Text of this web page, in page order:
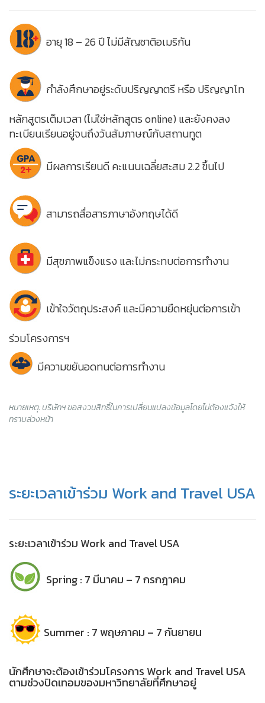
อายุ 18 – 26 ปี ไม่มีสัญชาติอเมริกัน
กำลังศึกษาอยู่ระดับปริญญาตรี หรือ ปริญญาโท
หลักสูตรเต็มเวลา (ไม่ใช่หลักสูตร online) และยังคงลง
ทะเบียนเรียนอยู่จนถึงวันสัมภาษณ์กับสถานทูต
มีผลการเรียนดี คะแนนเฉลี่ยสะสม 2.2 ขึ้นไป
สามารถสื่อสารภาษาอังกฤษได้ดี
มีสุขภาพแข็งแรง และไม่กระทบต่อการทำงาน
เข้าใจวัตถุประสงค์ และมีความยืดหยุ่นต่อการเข้า
ร่วมโครงการฯ
มีความขยันอดทนต่อการทำงาน
หมายเหตุ: บริษัทฯ ขอสงวนสิทธิ์ในการเปลี่ยนแปลงข้อมูลโดยไม่ต้องแจ้งให้
ทราบล่วงหน้า
ระยะเวลาเข้าร่วม Work and Travel USA
ระยะเวลาเข้าร่วม Work and Travel USA
Spring : 7 มีนาคม – 7 กรกฎาคม
Summer : 7 พฤษภาคม – 7 กันยายน
นักศึกษาจะต้องเข้าร่วมโครงการ Work and Travel USA
ตามช่วงปิดเทอมของมหาวิทยาลัยที่ศึกษาอยู่